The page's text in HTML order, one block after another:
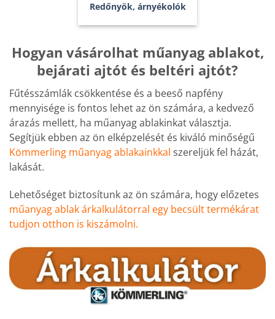
Redőnyök, árnyékolók
Hogyan vásárolhat műanyag ablakot,
bejárati ajtót és beltéri ajtót?
Fűtésszámlák csökkentése és a beeső napfény
mennyisége is fontos lehet az ön számára, a kedvező
árazás mellett, ha műanyag ablakinkat választja.
Segítjük ebben az ön elképzelését és kiváló minőségű
Kömmerling műanyag ablakainkkal szereljük fel házát,
lakását.
Lehetőséget biztosítunk az ön számára, hogy előzetes
műanyag ablak árkalkulátorral egy becsült termékárat
tudjon otthon is kiszámolni.